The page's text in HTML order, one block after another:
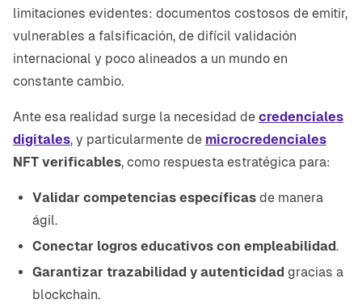
limitaciones evidentes: documentos costosos de emitir,
vulnerables a falsificación, de difícil validación
internacional y poco alineados a un mundo en
constante cambio.
Ante esa realidad surge la necesidad de credenciales
digitales, y particularmente de microcredenciales
NFT verificables, como respuesta estratégica para:
Validar competencias específicas de manera
ágil.
Conectar logros educativos con empleabilidad.
Garantizar trazabilidad y autenticidad gracias a
blockchain.